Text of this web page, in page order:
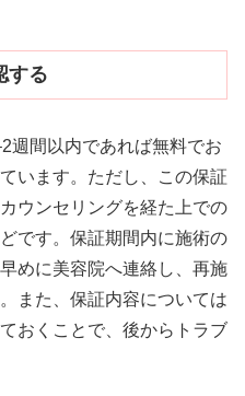
する
週間以内であれば無料でお
います。ただし、この保証
ウンセリングを経た上での
です。保証期間内に施術の
めに美容院へ連絡し、再施
また、保証内容については
おくことで、後からトラブ